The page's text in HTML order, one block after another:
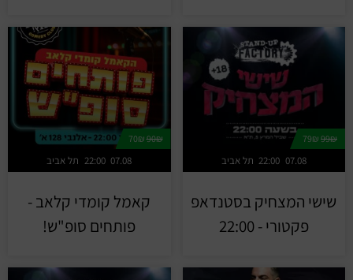
99₪
תל אביב 22:00 07.08
שישי המצחיק בסטנדאפ
פקטורי - 22:00
90₪
70₪
תל אביב 22:00 07.08
קאמל קומדי קלאב -
פותחים סופ"ש!